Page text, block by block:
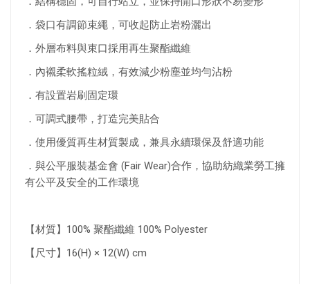
．袋口有調節束繩，可收起防止岩粉灑出
．外層布料與束口採用再生聚酯纖維
．內襯柔軟搖粒絨，有效減少粉塵並均勻沾粉
．有設置岩刷固定環
．可調式腰帶，打造完美貼合
．使用優質再生材質製成，兼具永續環保及舒適功能
．與公平服裝基金會 (Fair Wear)合作，協助紡織業勞工擁
有公平及安全的工作環境
【材質】100% 聚酯纖維 100% Polyester
【尺寸】16(H) × 12(W) cm